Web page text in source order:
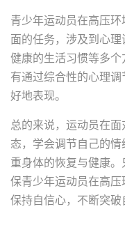
青少年运动员在高压
面的任务，涉及到心
健康的生活习惯等多
有通过综合性的心理
好地表现。
总的来说，运动员在
态，学会调节自己的
重身体的恢复与健康
保青少年运动员在高
保持自信心，不断突破